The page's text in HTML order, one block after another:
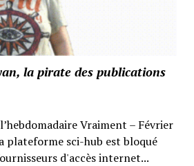
la pirate des publications
Vraiment – Février
plateforme sci-hub est bloqué
d'accès internet...